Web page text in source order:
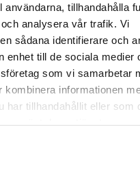
användarna, tillhandahålla
analysera vår trafik. Vi
sådana identifierare och
enhet till de sociala medier
som vi samarbetar
kombinera informationen
har tillhandahållit eller som
Lås
nr:
art. nr: